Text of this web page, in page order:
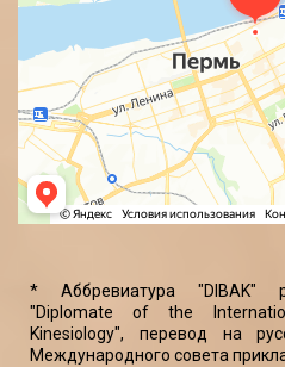
* Аббревиатура "DIBAK"
"Diplomate of the
Kinesiology", перевод на
Международного совета